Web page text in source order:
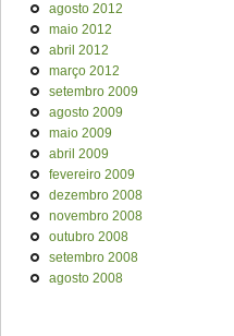
agosto 2012
maio 2012
abril 2012
março 2012
setembro 2009
agosto 2009
maio 2009
abril 2009
fevereiro 2009
dezembro 2008
novembro 2008
outubro 2008
setembro 2008
agosto 2008